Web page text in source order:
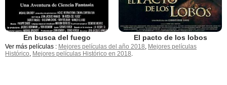
En busca del fuego El pacto de los lobos
Ver más películas : Mejores películas del año 2018, Mejores películas
Histórico, Mejores películas Histórico en 2018.